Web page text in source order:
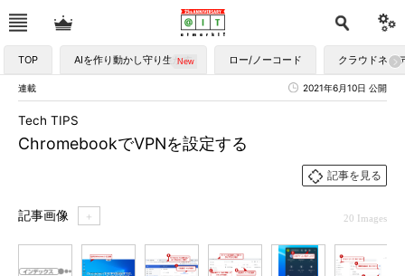
TOP AIを作り動かし守り生かす ロー/ノーコード クラウドネイ
連載 2021年6月10日 公開
ChromebookでVPNを設定する
Tech TIPS
記事を見る
記事画像 ＋ 20 Images